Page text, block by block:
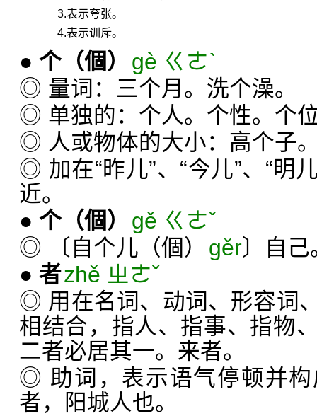
3.表示夸张。
4.表示训斥。
● 个（個）
gè ㄍㄜˋ
◎ 量词：三个月。洗个澡。
◎ 单独的：个人。个性。个
◎ 人或物体的大小：高个子
◎ 加在“昨儿”、“今儿”、“明
近。
● 个（個）
gě ㄍㄜˇ
◎ 〔自个儿（個）
gěr〕自己
● 者zhě ㄓㄜˇ
◎ 用在名词、动词、形容词
相结合，指人、指事、指物
二者必居其一。来者。
◎ 助词，表示语气停顿并
者，阳城人也。